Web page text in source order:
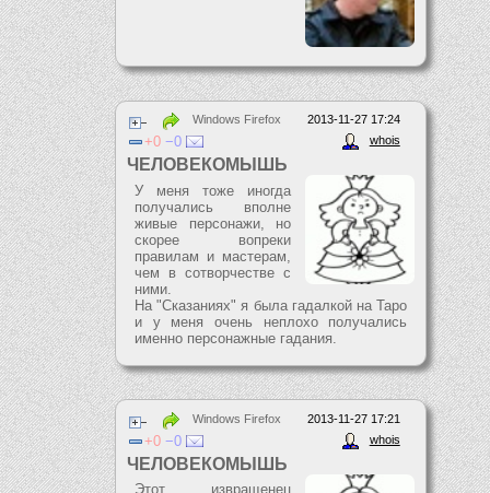
2013-11-27 17:24
Windows Firefox
whois
0 0
ЧЕЛОВЕКОМЫШЬ
У меня тоже иногда
получались вполне
живые персонажи, но
скорее вопреки
правилам и мастерам,
чем в сотворчестве с
ними.
На "Сказаниях" я была гадалкой на Таро
и у меня очень неплохо получались
именно персонажные гадания.
2013-11-27 17:21
Windows Firefox
whois
0 0
ЧЕЛОВЕКОМЫШЬ
Этот извращенец